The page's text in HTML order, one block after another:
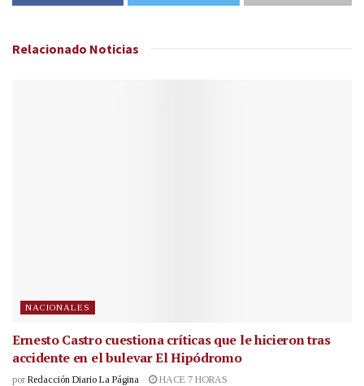
Relacionado Noticias
NACIONALES
Ernesto Castro cuestiona críticas que le hicieron tras
accidente en el bulevar El Hipódromo
por Redacción Diario La Página HACE 7 HORAS